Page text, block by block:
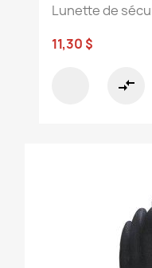
Lunette de
11,30 $
compare_arrows